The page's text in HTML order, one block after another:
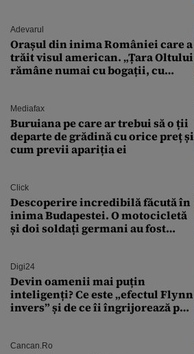
Adevarul
Orașul din inima României care a
trăit visul american. „Țara Oltului
rămâne numai cu bogații, cu
Mediafax
Buruiana pe care ar trebui să o ții
departe de grădină cu orice preț și
cum previi apariția ei
Click
Descoperire incredibilă făcută în
inima Budapestei. O motocicletă
și doi soldați germani au fost
Digi24
Devin oamenii mai puțin
inteligenți? Ce este „efectul Flynn
invers” și de ce îi îngrijorează pe
Cancan.ro